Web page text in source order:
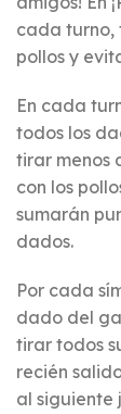
cada turno,
pollos y
En cada
todos los
tirar menos
con los
sumarán
dados.
Por cada
dado del
tirar todos
recién
al siguiente